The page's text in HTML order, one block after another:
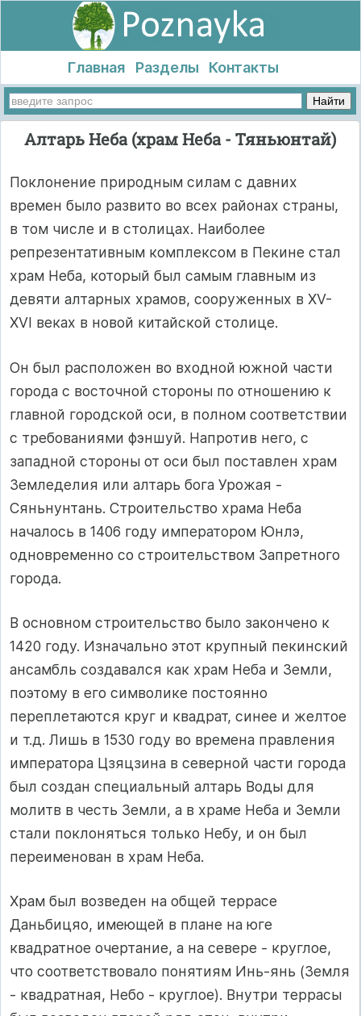
Главная Разделы Контакты
Алтарь Неба (храм Неба - Тяньюнтай)
Поклонение природным силам с давних
времен было развито во всех районах страны,
в том числе и в столицах. Наиболее
репрезентативным комплексом в Пекине стал
храм Неба, который был самым главным из
девяти алтарных храмов, сооруженных в XV-
XVI веках в новой китайской столице.
Он был расположен во входной южной части
города с восточной стороны по отношению к
главной городской оси, в полном соответствии
с требованиями фэншуй. Напротив него, с
западной стороны от оси был поставлен храм
Земледелия или алтарь бога Урожая -
Сяньнунтань. Строительство храма Неба
началось в 1406 году императором Юнлэ,
одновременно со строительством Запретного
города.
В основном строительство было закончено к
1420 году. Изначально этот крупный пекинский
ансамбль создавался как храм Неба и Земли,
поэтому в его символике постоянно
переплетаются круг и квадрат, синее и желтое
и т.д. Лишь в 1530 году во времена правления
императора Цзяцзина в северной части города
был создан специальный алтарь Воды для
молитв в честь Земли, а в храме Неба и Земли
стали поклоняться только Небу, и он был
переименован в храм Неба.
Храм был возведен на общей террасе
Даньбицяо, имеющей в плане на юге
квадратное очертание, а на севере - круглое,
что соответствовало понятиям Инь-янь (Земля
- квадратная, Небо - круглое). Внутри террасы